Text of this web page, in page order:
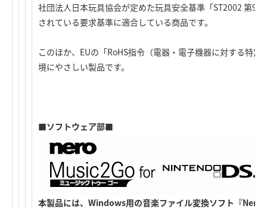
社団法人日本玩具協会が定めた玩具安全基準「ST2002 第9
されている要求基準に適合している商品です。
このほか、EUの「RoHS指令（電器・電子機器に対する特
境にやさしい製品です。
■ソフトウェア部■
本製品には、Windows用の音楽ファイル変換ソフト『